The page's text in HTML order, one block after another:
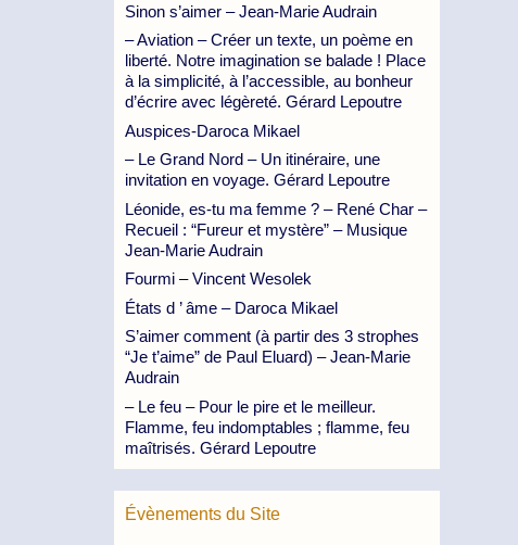
Sinon s’aimer – Jean-Marie Audrain
– Aviation – Créer un texte, un poème en
liberté. Notre imagination se balade ! Place
à la simplicité, à l’accessible, au bonheur
d’écrire avec légèreté. Gérard Lepoutre
Auspices-Daroca Mikael
– Le Grand Nord – Un itinéraire, une
invitation en voyage. Gérard Lepoutre
Léonide, es-tu ma femme ? – René Char –
Recueil : “Fureur et mystère” – Musique
Jean-Marie Audrain
Fourmi – Vincent Wesolek
États d ’ âme – Daroca Mikael
S’aimer comment (à partir des 3 strophes
“Je t’aime” de Paul Eluard) – Jean-Marie
Audrain
– Le feu – Pour le pire et le meilleur.
Flamme, feu indomptables ; flamme, feu
maîtrisés. Gérard Lepoutre
Évènements du Site